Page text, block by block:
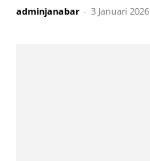
adminjanabar - 3 Januari 2026